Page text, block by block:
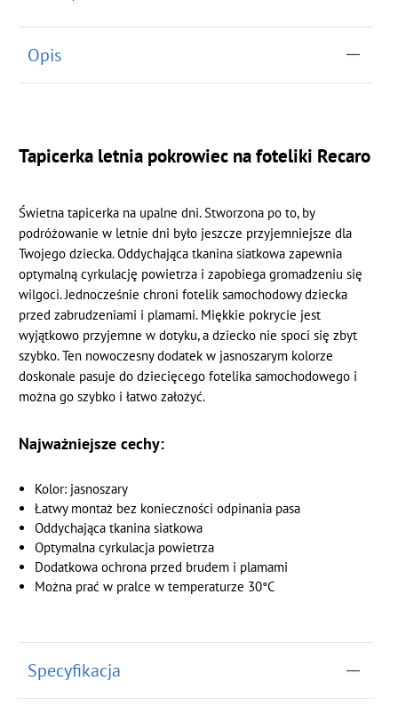
Opis
Tapicerka letnia pokrowiec na foteliki Recaro
Świetna tapicerka na upalne dni. Stworzona po to, by
podróżowanie w letnie dni było jeszcze przyjemniejsze dla
Twojego dziecka. Oddychająca tkanina siatkowa zapewnia
optymalną cyrkulację powietrza i zapobiega gromadzeniu się
wilgoci. Jednocześnie chroni fotelik samochodowy dziecka
przed zabrudzeniami i plamami. Miękkie pokrycie jest
wyjątkowo przyjemne w dotyku, a dziecko nie spoci się zbyt
szybko. Ten nowoczesny dodatek w jasnoszarym kolorze
doskonale pasuje do dziecięcego fotelika samochodowego i
można go szybko i łatwo założyć.
Najważniejsze cechy:
Kolor: jasnoszary
Łatwy montaż bez konieczności odpinania pasa
Oddychająca tkanina siatkowa
Optymalna cyrkulacja powietrza
Dodatkowa ochrona przed brudem i plamami
Można prać w pralce w temperaturze 30°C
Specyfikacja